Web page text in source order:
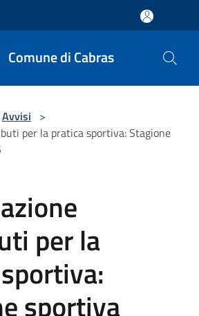
Comune di Cabras
Avvisi >
per la pratica sportiva: Stagione
per la
sportiva